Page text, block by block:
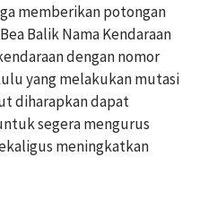
memberikan potongan
Balik Nama Kendaraan
dengan nomor
yang melakukan mutasi
diharapkan dapat
segera mengurus
meningkatkan